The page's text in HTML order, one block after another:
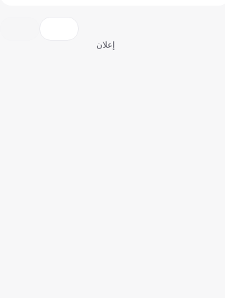
إعلان